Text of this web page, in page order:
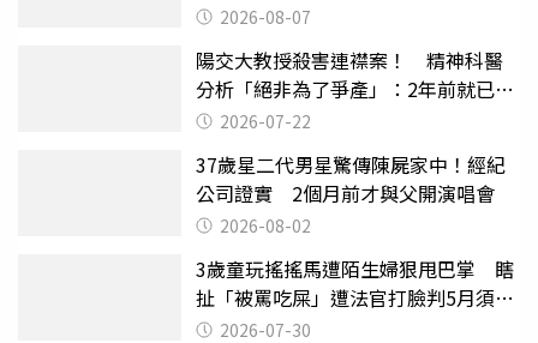
2026-08-07
陽交大教授殺害連襟案！ 精神科醫
分析「絕非為了爭產」：2年前就已言
行詭異
2026-07-22
37歲星二代男星驚傳陳屍家中！經紀
公司證實 2個月前才與父開演唱會
2026-08-02
3歲童玩搖搖馬遭陌生婦狠甩巴掌 瞎
扯「被罵吃屎」遭法官打臉判5月須入
監 2026-07-30